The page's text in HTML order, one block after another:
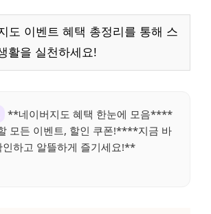
도 이벤트 혜택 총정리를 통해 스
활을 실천하세요!
**네이버지도 혜택 한눈에 모음****
모든 이벤트, 할인 쿠폰!****지금 바
인하고 알뜰하게 즐기세요!**